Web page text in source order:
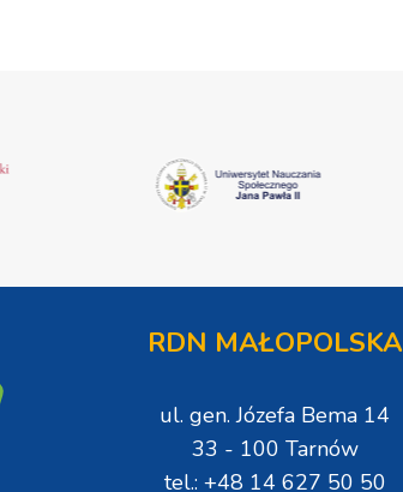
RDN MAŁOPOLSKA
ul. gen. Józefa Bema 14
33 - 100 Tarnów
tel.: +48 14 627 50 50